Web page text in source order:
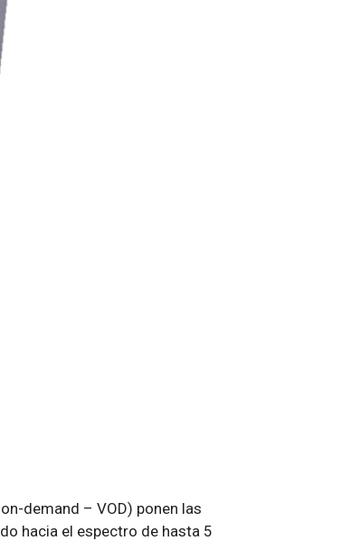
demand – VOD) ponen las
hacia el espectro de hasta 5